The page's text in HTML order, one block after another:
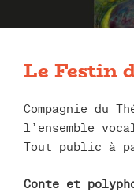
Le Festin
Compagnie du
l’ensemble
Tout public à
Conte et